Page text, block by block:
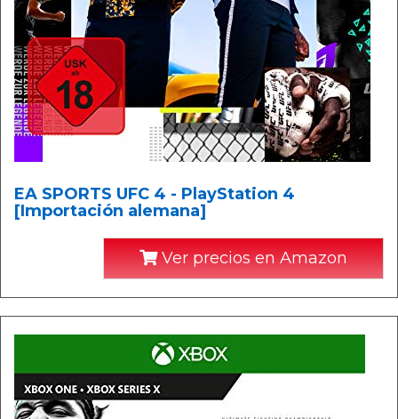
EA SPORTS UFC 4 - PlayStation 4
[Importación alemana]
Ver precios en Amazon